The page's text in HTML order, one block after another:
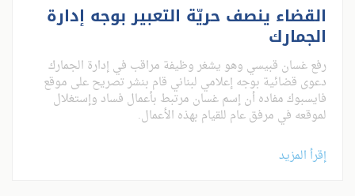
القضاء ينصف حريّة التعبير بوجه إدارة
الجمارك
رفع غسان قبيسي وهو يشغر وظيفة مراقب في إدارة الجمارك
دعوى قضائية بوجه إعلامي لبناني قام بنشر تصريح على موقع
فايسبوك مفاده أن إسم غسان مرتبط بأعمال فساد وإستغلال
لموقعه في مرفق عام للقيام بهذه الأعمال.
إقرأ المزيد